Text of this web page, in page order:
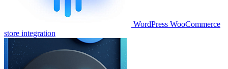
WordPress WooCommerce
store integration